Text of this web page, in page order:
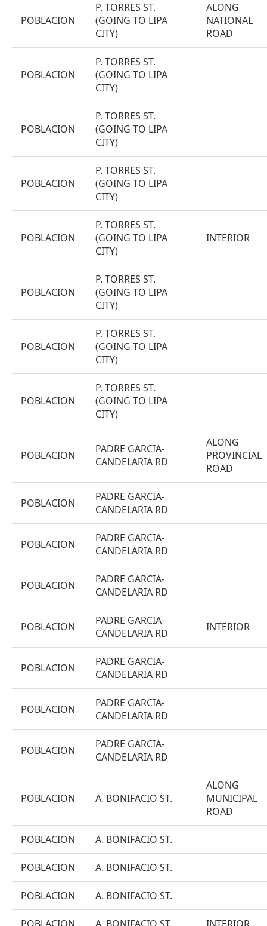
POBLACION
P. TORRES ST.
(GOING TO LIPA
CITY)
ALONG
NATIONAL
ROAD
POBLACION
P. TORRES ST.
(GOING TO LIPA
CITY)
POBLACION
P. TORRES ST.
(GOING TO LIPA
CITY)
POBLACION
P. TORRES ST.
(GOING TO LIPA
CITY)
POBLACION
P. TORRES ST.
(GOING TO LIPA
CITY)
INTERIOR
POBLACION
P. TORRES ST.
(GOING TO LIPA
CITY)
POBLACION
P. TORRES ST.
(GOING TO LIPA
CITY)
POBLACION
P. TORRES ST.
(GOING TO LIPA
CITY)
POBLACION
PADRE GARCIA-
CANDELARIA RD
ALONG
PROVINCIAL
ROAD
POBLACION
PADRE GARCIA-
CANDELARIA RD
POBLACION
PADRE GARCIA-
CANDELARIA RD
POBLACION
PADRE GARCIA-
CANDELARIA RD
POBLACION
PADRE GARCIA-
CANDELARIA RD
INTERIOR
POBLACION
PADRE GARCIA-
CANDELARIA RD
POBLACION
PADRE GARCIA-
CANDELARIA RD
POBLACION
PADRE GARCIA-
CANDELARIA RD
POBLACION A. BONIFACIO ST.
ALONG
MUNICIPAL
ROAD
POBLACION A. BONIFACIO ST.
POBLACION A. BONIFACIO ST.
POBLACION A. BONIFACIO ST.